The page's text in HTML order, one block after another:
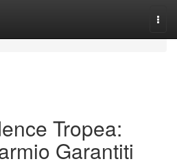
Tropea:
Garantiti